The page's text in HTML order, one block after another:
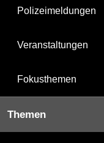
Polizeimeldungen
Veranstaltungen
Fokusthemen
Themen